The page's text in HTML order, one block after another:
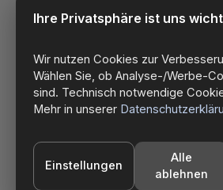
Ihre Privatsphäre ist uns
Wir nutzen Cookies zur
Wählen Sie, ob Analyse-/Werbe-
sind. Technisch notwendige
Mehr in unserer
Einstellungen
Alle
ablehnen